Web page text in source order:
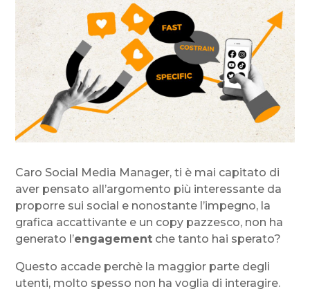
Caro Social Media Manager, ti è mai capitato di
aver pensato all’argomento più interessante da
proporre sui social e nonostante l’impegno, la
grafica accattivante e un copy pazzesco, non ha
generato l’engagement che tanto hai sperato?
Questo accade perchè la maggior parte degli
utenti, molto spesso non ha voglia di interagire.